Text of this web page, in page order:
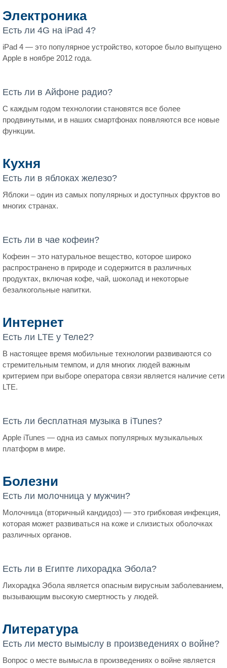
Электроника
Есть ли 4G на iPad 4?
iPad 4 — это популярное устройство, которое было выпущено
Apple в ноябре 2012 года.
Есть ли в Айфоне радио?
С каждым годом технологии становятся все более
продвинутыми, и в наших смартфонах появляются все новые
функции.
Кухня
Есть ли в яблоках железо?
Яблоки – один из самых популярных и доступных фруктов во
многих странах.
Есть ли в чае кофеин?
Кофеин – это натуральное вещество, которое широко
распространено в природе и содержится в различных
продуктах, включая кофе, чай, шоколад и некоторые
безалкогольные напитки.
Интернет
Есть ли LTE у Теле2?
В настоящее время мобильные технологии развиваются со
стремительным темпом, и для многих людей важным
критерием при выборе оператора связи является наличие сети
LTE.
Есть ли бесплатная музыка в iTunes?
Apple iTunes — одна из самых популярных музыкальных
платформ в мире.
Болезни
Есть ли молочница у мужчин?
Молочница (вторичный кандидоз) — это грибковая инфекция,
которая может развиваться на коже и слизистых оболочках
различных органов.
Есть ли в Египте лихорадка Эбола?
Лихорадка Эбола является опасным вирусным заболеванием,
вызывающим высокую смертность у людей.
Литература
Есть ли место вымыслу в произведениях о войне?
Вопрос о месте вымысла в произведениях о войне является